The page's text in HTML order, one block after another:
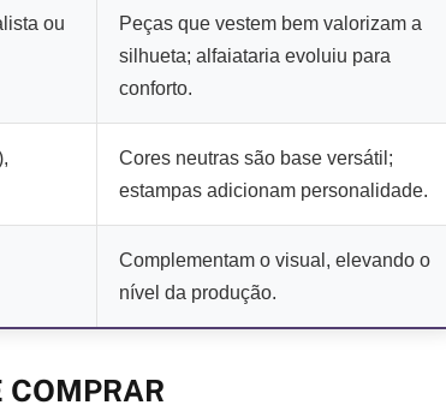
ou
Peças que vestem bem valorizam a
silhueta; alfaiataria evoluiu para
conforto.
Cores neutras são base versátil;
estampas adicionam personalidade.
Complementam o visual, elevando o
nível da produção.
COMPRAR